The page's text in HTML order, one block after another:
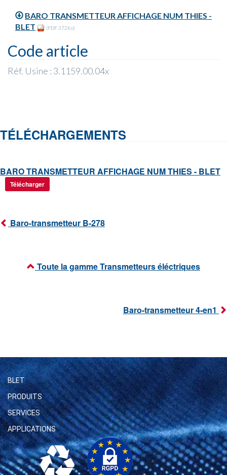
BARO TRANSMETTEUR AFFICHAGE NUM THIES -
BLET
(PDF 372Ko)
Code article
Réf. Usine : 3.1159.00.04x
TÉLÉCHARGEMENTS
BARO TRANSMETTEUR AFFICHAGE NUM THIES - BLET
Télécharger
Baro-transmetteur B-278
Toute la gamme Transmetteurs éléctriques
Baro-transmetteur 4-en1
BLET
PRODUITS
SERVICES
APPLICATIONS